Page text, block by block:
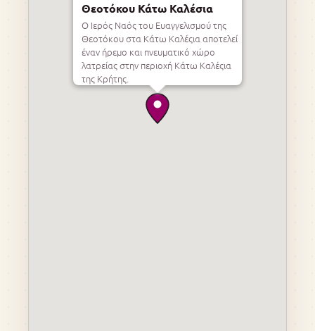
Θεοτόκου Κάτω Καλέσια
Ο Ιερός Ναός του Ευαγγελισμού της
Θεοτόκου στα Κάτω Καλέςια αποτελεί
έναν ήρεμο και πνευματικό χώρο
λατρείας στην περιοχή Κάτω Καλέςια
της Κρήτης.